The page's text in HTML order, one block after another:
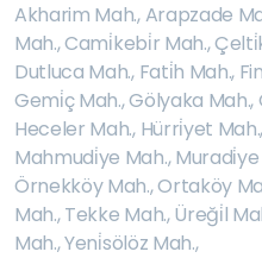
Akharim Mah.,Arapzade
Mah.,Cami̇kebi̇r Mah.,
Dutluca Mah., Fati̇h Mah.,
Gemi̇ç Mah.,Gölyaka Mah.,
Heceler Mah., Hürri̇yet Mah.,
Mahmudi̇ye Mah.,Muradi̇ye
Örnekköy Mah.,Ortaköy
Mah.,Tekke Mah.,Üreği̇l
Mah.,Yeni̇sölöz Mah.,